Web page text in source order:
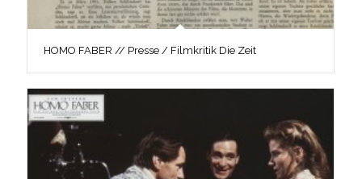
HOMO FABER // Presse / Filmkritik Die Zeit